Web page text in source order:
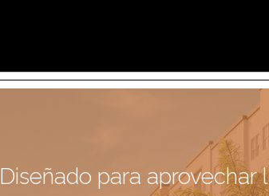
Diseñado para